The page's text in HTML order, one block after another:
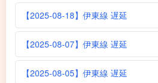
【2025-08-18】伊東線 遅延
【2025-08-07】伊東線 遅延
【2025-08-05】伊東線 遅延